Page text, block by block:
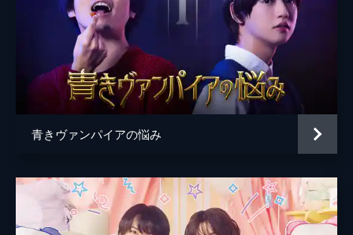
青きヴァンパイアの悩み